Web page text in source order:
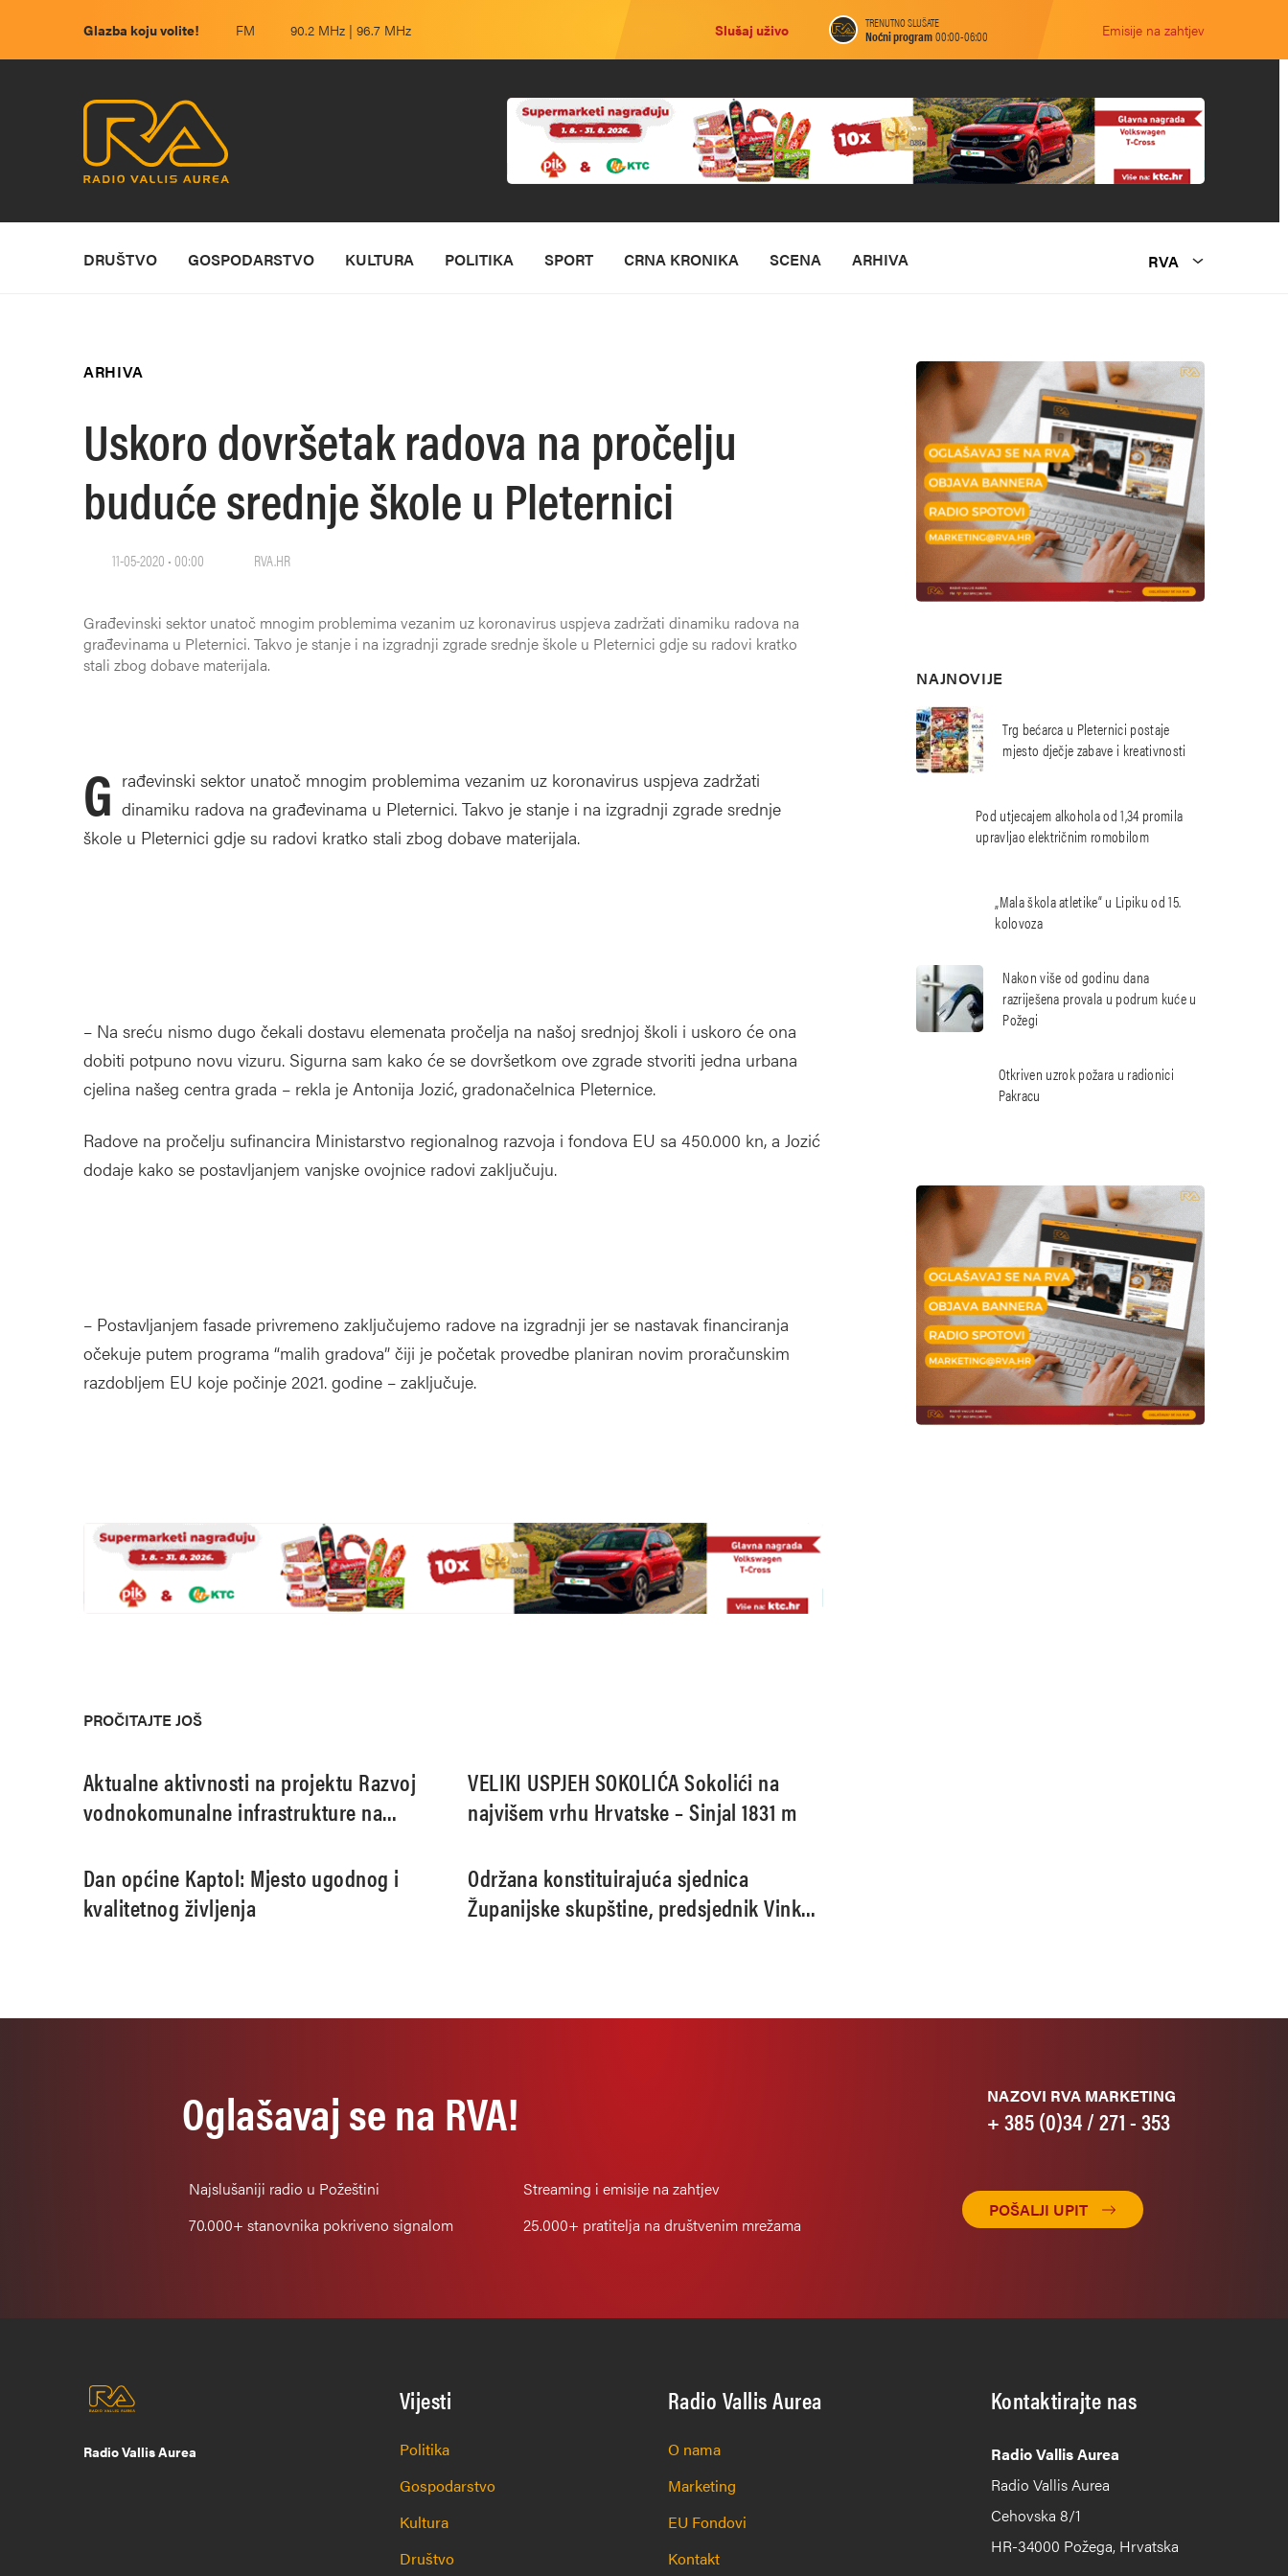
Glazba koju volite! FM 90.2 MHz | 96.7 MHz Slušaj uživo TRENUTNO SLUŠATE
Noćni program00:00-06:00 Emisije na zahtjev
DRUŠTVO GOSPODARSTVO KULTURA POLITIKA SPORT CRNA KRONIKA SCENA ARHIVA RVA
MARKETING
KONTAKT
ARHIVA
Uskoro dovršetak radova na pročelju
buduće srednje škole u Pleternici
11-05-2020 • 00:00 RVA.HR
Građevinski sektor unatoč mnogim problemima vezanim uz koronavirus uspjeva zadržati dinamiku radova na
građevinama u Pleternici. Takvo je stanje i na izgradnji zgrade srednje škole u Pleternici gdje su radovi kratko
stali zbog dobave materijala.
G rađevinski sektor unatoč mnogim problemima vezanim uz koronavirus uspjeva zadržati
dinamiku radova na građevinama u Pleternici. Takvo je stanje i na izgradnji zgrade srednje
škole u Pleternici gdje su radovi kratko stali zbog dobave materijala.
– Na sreću nismo dugo čekali dostavu elemenata pročelja na našoj srednjoj školi i uskoro će ona
dobiti potpuno novu vizuru. Sigurna sam kako će se dovršetkom ove zgrade stvoriti jedna urbana
cjelina našeg centra grada – rekla je Antonija Jozić, gradonačelnica Pleternice.
Radove na pročelju sufinancira Ministarstvo regionalnog razvoja i fondova EU sa 450.000 kn, a Jozić
dodaje kako se postavljanjem vanjske ovojnice radovi zaključuju.
– Postavljanjem fasade privremeno zaključujemo radove na izgradnji jer se nastavak financiranja
očekuje putem programa “malih gradova” čiji je početak provedbe planiran novim proračunskim
razdobljem EU koje počinje 2021. godine – zaključuje.
NAJNOVIJE
Trg bećarca u Pleternici postaje
mjesto dječje zabave i kreativnosti
Pod utjecajem alkohola od 1,34 promila
upravljao električnim romobilom
„Mala škola atletike“ u Lipiku od 15.
kolovoza
Nakon više od godinu dana
razriješena provala u podrum kuće u
Požegi
Otkriven uzrok požara u radionici
Pakracu
PROČITAJTE JOŠ
Aktualne aktivnosti na projektu Razvoj
vodnokomunalne infrastrukture na
VELIKI USPJEH SOKOLIĆA Sokolići na
najvišem vrhu Hrvatske – Sinjal 1831 m
Dan općine Kaptol: Mjesto ugodnog i
kvalitetnog življenja
Održana konstituirajuća sjednica
Županijske skupštine, predsjednik Vinko
Oglašavaj se na RVA!
Najslušaniji radio u Požeštini
Streaming i emisije na zahtjev
70.000+ stanovnika pokriveno signalom 25.000+ pratitelja na društvenim mrežama
NAZOVI RVA MARKETING
+ 385 (0)34 / 271 - 353
POŠALJI UPIT
Radio Vallis Aurea
Vijesti
Politika
Gospodarstvo
Kultura
Društvo
Radio Vallis Aurea
O nama
Marketing
EU Fondovi
Kontakt
Kontaktirajte nas
Radio Vallis Aurea
Radio Vallis Aurea
Cehovska 8/1
HR-34000 Požega, Hrvatska